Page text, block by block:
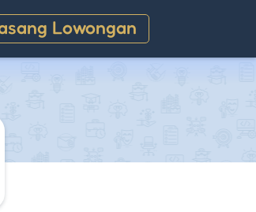
Lowongan